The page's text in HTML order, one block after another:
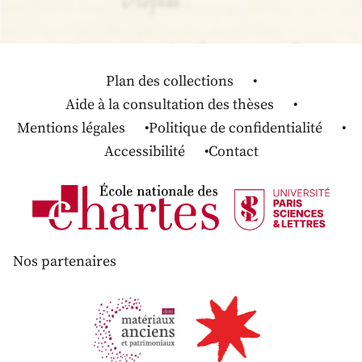
Plan des collections
Aide à la consultation des thèses
Mentions légales
Politique de confidentialité
Accessibilité
Contact
Nos partenaires